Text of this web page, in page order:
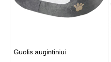
Guolis augintiniui